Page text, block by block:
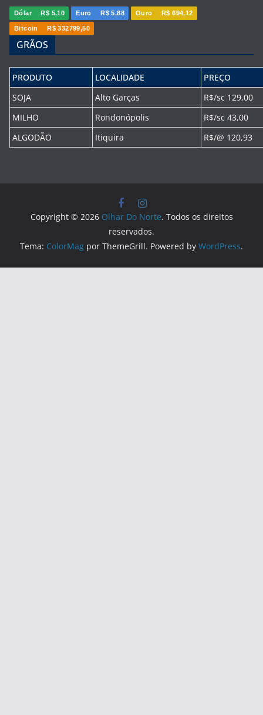
Dólar R$ 5,10 Euro R$ 5,88 Ouro R$ 694,12
Bitcoin R$ 332799,50
GRÃOS
PRODUTO LOCALIDADE
PREÇO
SOJA
Alto Garças
R$/sc 129,00
MILHO
Rondonópolis
R$/sc 43,00
ALGODÃO
Itiquira R$/@ 120,93
Copyright © 2026 Olhar Do Norte. Todos os direitos
reservados.
Tema: ColorMag por ThemeGrill. Powered by WordPress.